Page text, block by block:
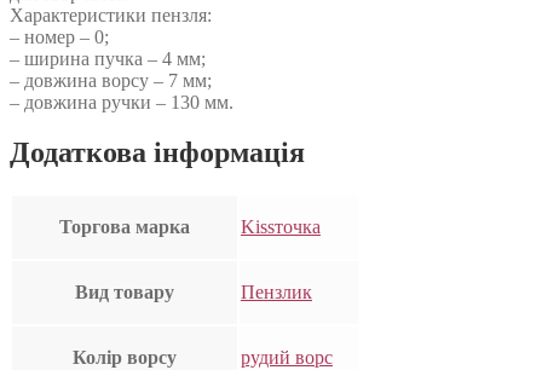
Характеристики пензля:
– номер – 0;
– ширина пучка – 4 мм;
– довжина ворсу – 7 мм;
– довжина ручки – 130 мм.
Додаткова інформація
Торгова марка Kissточка
Вид товару Пензлик
Колір ворсу рудий ворс